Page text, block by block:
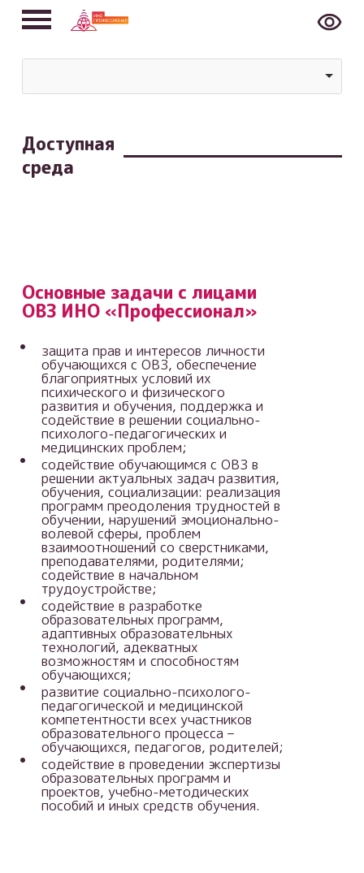
Доступная
среда
Основные задачи с лицами
ОВЗ ИНО «Профессионал»
защита прав и интересов личности
обучающихся с ОВЗ, обеспечение
благоприятных условий их
психического и физического
развития и обучения, поддержка и
содействие в решении социально-
психолого-педагогических и
медицинских проблем;
содействие обучающимся с ОВЗ в
решении актуальных задач развития,
обучения, социализации: реализация
программ преодоления трудностей в
обучении, нарушений эмоционально-
волевой сферы, проблем
взаимоотношений со сверстниками,
преподавателями, родителями;
содействие в начальном
трудоустройстве;
содействие в разработке
образовательных программ,
адаптивных образовательных
технологий, адекватных
возможностям и способностям
обучающихся;
развитие социально-психолого-
педагогической и медицинской
компетентности всех участников
образовательного процесса –
обучающихся, педагогов, родителей;
содействие в проведении экспертизы
образовательных программ и
проектов, учебно-методических
пособий и иных средств обучения.